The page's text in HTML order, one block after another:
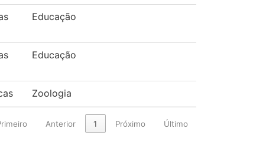
Educação
Educação
Zoologia
Anterior 1 Próximo Último